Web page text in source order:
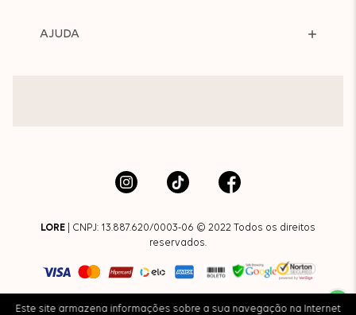
Este site armazena informações sobre a sua navegação na Internet
AJUDA
LORE | CNPJ: 13.887.620/0003-06 © 2022 Todos os direitos
reservados.